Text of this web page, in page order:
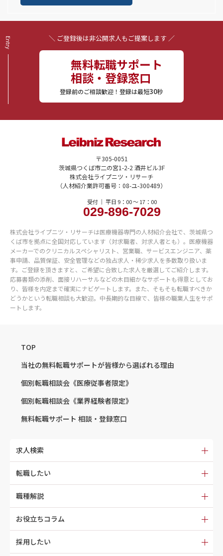
＼ ご登録後は非公開求人もご提案します ／
無料転職サポート
相談・登録窓口
登録前のご相談歓迎！登録は最短30秒
〒305-0051
茨城県つくば市二の宮1-2-2 酒井ビル3F
株式会社ライプニツ・リサーチ
（人材紹介業許可番号：08-ユ-300489）
受付 ｜ 平日 9：00 〜 17：00
029-896-7029
株式会社ライプニツ・リサーチは医療機器専門の人材紹介会社で、茨城県つ
くば市を拠点に全国対応しています（対求職者、対求人者とも）。医療機器
メーカーでのクリニカルスペシャリスト、営業職、サービスエンジニア、薬
事申請、品質保証、安全管理などの独占求人・稀少求人を多数取り扱いま
す。ご登録を頂きますと、ご希望に合致した求人を厳選してご紹介します。
応募書類の添削、面接リハーサルなどの木目細かなサポートも得意としてお
り、皆様を内定まで確実にナビゲートします。また、そもそも転職すべきか
どうかという転職相談も大歓迎。中長期的な目線で、皆様の職業人生をサポ
ートします。
TOP
当社の無料転職サポートが皆様から選ばれる理由
個別転職相談会 《医療従事者限定》
個別転職相談会 《業界経験者限定》
無料転職サポート 相談・登録窓口
求人検索
転職したい
職種解説
お役立ちコラム
採用したい